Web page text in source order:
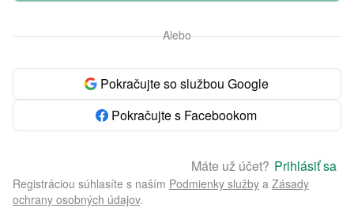
Alebo
Pokračujte so službou Google
Pokračujte s Facebookom
Máte už účet? Prihlásiť sa
Registráciou súhlasíte s naším Podmienky služby a Zásady
ochrany osobných údajov.